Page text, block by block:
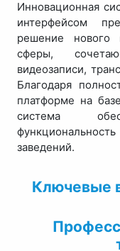
Инновационная
интерфейсом
решение нового
сферы,
видеозаписи,
Благодаря
платформе на
система
заведений.
Ключевые